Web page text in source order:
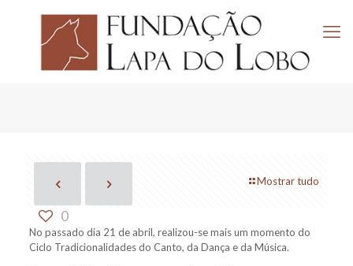
Mostrar tudo
0
No passado dia 21 de abril, realizou-se mais um momento do
Ciclo Tradicionalidades do Canto, da Dança e da Música.